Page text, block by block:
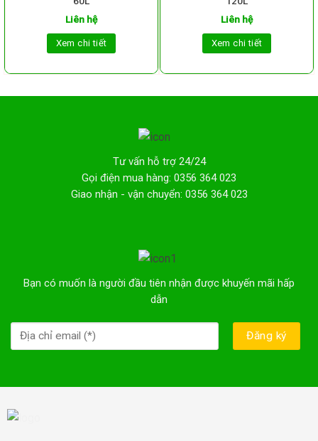
Liên hệ
Xem chi tiết
Liên hệ
Xem chi tiết
Tư vấn hỗ trợ 24/24
Gọi điện mua hàng: 0356 364 023
Giao nhận - vận chuyển: 0356 364 023
Bạn có muốn là người đầu tiên nhận được khuyến mãi hấp
dẫn